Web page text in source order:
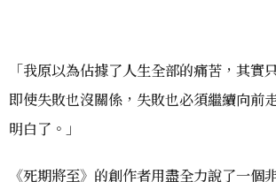
「我原以為佔據了人生全部的痛苦，其實
即使失敗也沒關係，失敗也必須繼續向前
明白了。」
《死期將至》的創作者用盡全力說了一個